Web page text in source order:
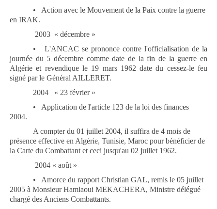
•
Action avec le Mouvement de la Paix contre la guerre
en IRAK.
2003 « décembre »
•
L'ANCAC se prononce contre l'officialisation de la
journée du 5 décembre comme date de la fin de la guerre en
Algérie et revendique le 19 mars 1962 date du cessez-le feu
signé par le Général AILLERET.
2004
« 23 février »
•
Application de l'article 123 de la loi des finances
2004.
A compter du 01 juillet 2004, il suffira de 4 mois de
présence effective en Algérie, Tunisie, Maroc pour bénéficier de
la Carte du Combattant et ceci jusqu'au 02 juillet 1962.
2004 « août »
•
Amorce du rapport Christian GAL, remis le 05 juillet
2005 à Monsieur Hamlaoui MEKACHERA, Ministre délégué
chargé des Anciens Combattants.